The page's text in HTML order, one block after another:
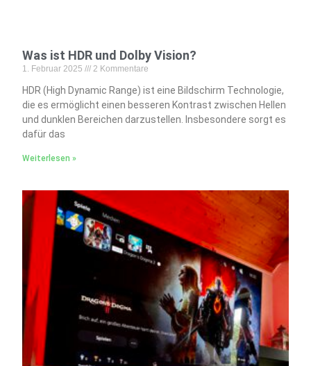
Was ist HDR und Dolby Vision?
1. Februar 2025 2 Kommentare
HDR (High Dynamic Range) ist eine Bildschirm Technologie,
die es ermöglicht einen besseren Kontrast zwischen Hellen
und dunklen Bereichen darzustellen. Insbesondere sorgt es
dafür das
Weiterlesen »